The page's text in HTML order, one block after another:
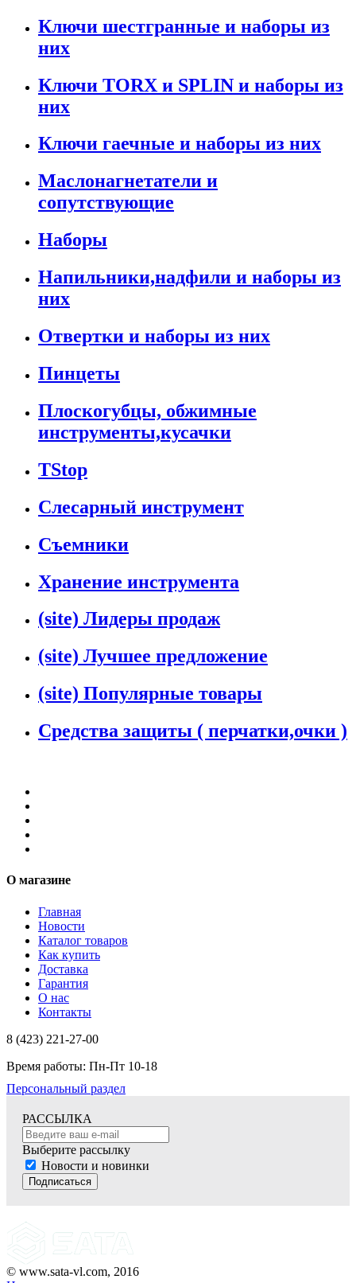
Ключи шестгранные и наборы из
них
Ключи TORX и SPLIN и наборы из
них
Ключи гаечные и наборы из них
Маслонагнетатели и
сопутствующие
Наборы
Напильники,надфили и наборы из
них
Отвертки и наборы из них
Пинцеты
Плоскогубцы, обжимные
инструменты,кусачки
TStop
Слесарный инструмент
Съемники
Хранение инструмента
(site) Лидеры продаж
(site) Лучшее предложение
(site) Популярные товары
Средства защиты ( перчатки,очки )
О магазине
Главная
Новости
Каталог товаров
Как купить
Доставка
Гарантия
О нас
Контакты
8 (423) 221-27-00
Время работы: Пн-Пт 10-18
Персональный раздел
РАССЫЛКА
Выберите рассылку
Новости и новинки
Подписаться
© www.sata-vl.com, 2016